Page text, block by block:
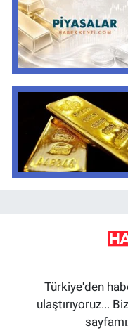
Türkiye'den
ulaştırıyoruz...